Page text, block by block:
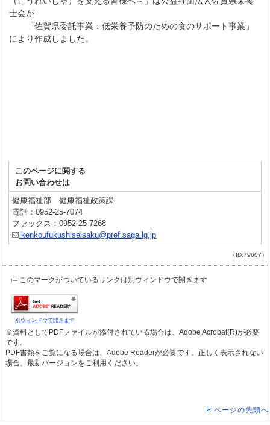
士会が
「佐賀県委託事業：低栄養予防のための食のサポート事業」
により作成しました。
このページに関する
お問い合わせは
健康福祉部 健康福祉政策課
電話：0952-25-7074
ファックス：0952-25-7268
kenkoufukushiseisaku@pref.saga.lg.jp
（ID:79607）
このマークがついているリンクは別ウィンドウで開きます
別ウィンドウで開きます
※資料としてPDFファイルが添付されている場合は、Adobe Acrobat(R)が必要
です。
PDF書類をご覧になる場合は、Adobe Readerが必要です。正しく表示されない
場合、最新バージョンをご利用ください。
ページの先頭へ